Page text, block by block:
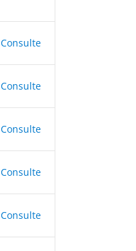
Consulte
Consulte
Consulte
Consulte
Consulte